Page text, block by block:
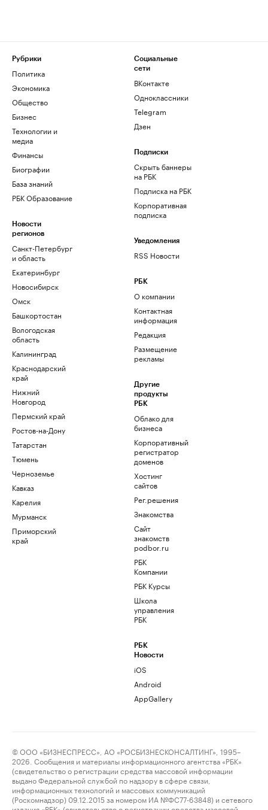
Рубрики
Политика
Экономика
Общество
Бизнес
Технологии и
медиа
Финансы
Биографии
База знаний
РБК Образование
Новости
регионов
Санкт-Петербург
и область
Екатеринбург
Новосибирск
Омск
Башкортостан
Вологодская
область
Калининград
Краснодарский
край
Нижний
Новгород
Пермский край
Ростов-на-Дону
Татарстан
Тюмень
Черноземье
Кавказ
Карелия
Мурманск
Приморский
край
Социальные
сети
ВКонтакте
Одноклассники
Telegram
Дзен
Подписки
Скрыть баннеры
на РБК
Подписка на РБК
Корпоративная
подписка
Уведомления
RSS Новости
РБК
О компании
Контактная
информация
Редакция
Размещение
рекламы
Другие
продукты
РБК
Облако для
бизнеса
Корпоративный
регистратор
доменов
Хостинг
сайтов
Рег.решения
Знакомства
Сайт
знакомств
podbor.ru
РБК
Компании
РБК Курсы
Школа
управления
РБК
РБК
Новости
iOS
Android
AppGallery
© ООО «БИЗНЕСПРЕСС», АО «РОСБИЗНЕСКОНСАЛТИНГ», 1995–
2026. Сообщения и материалы информационного агентства «РБК»
(свидетельство о регистрации средства массовой информации
выдано Федеральной службой по надзору в сфере связи,
информационных технологий и массовых коммуникаций
(Роскомнадзор) 09.12.2015 за номером ИА №ФС77-63848) и сетевого